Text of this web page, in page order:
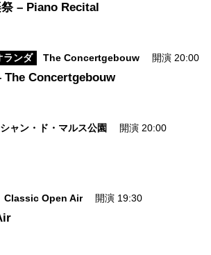
– Piano Recital
ランダ The Concertgebouw 開演 20:00
The Concertgebouw
シャン・ド・マルス公園 開演 20:00
Classic Open Air 開演 19:30